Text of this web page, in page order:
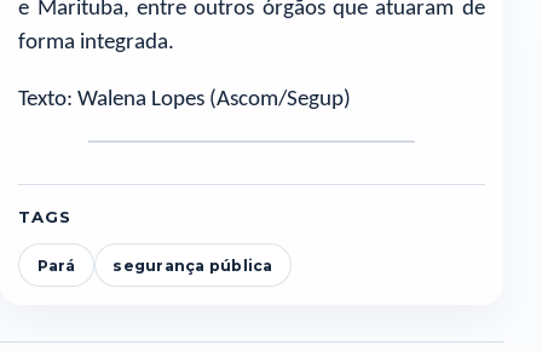
e Marituba, entre outros órgãos que atuaram de
forma integrada.
Texto: Walena Lopes (Ascom/Segup)
TAGS
Pará segurança pública